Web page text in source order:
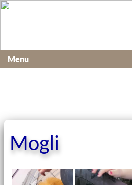
Mogli
Menu